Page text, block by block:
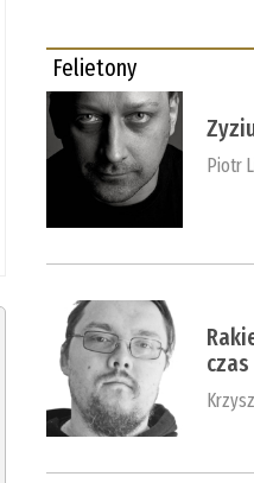
Felietony
Piotr
czas